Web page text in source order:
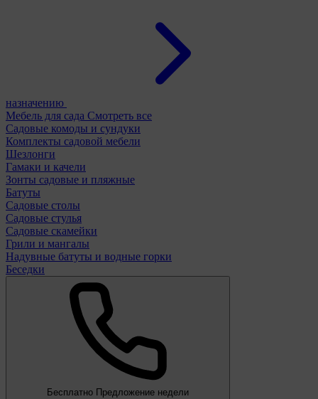
назначению
Мебель для сада Смотреть все
Садовые комоды и сундуки
Комплекты садовой мебели
Шезлонги
Гамаки и качели
Зонты садовые и пляжные
Батуты
Садовые столы
Садовые стулья
Садовые скамейки
Грили и мангалы
Надувные батуты и водные горки
Беседки
Бесплатно Предложение недели